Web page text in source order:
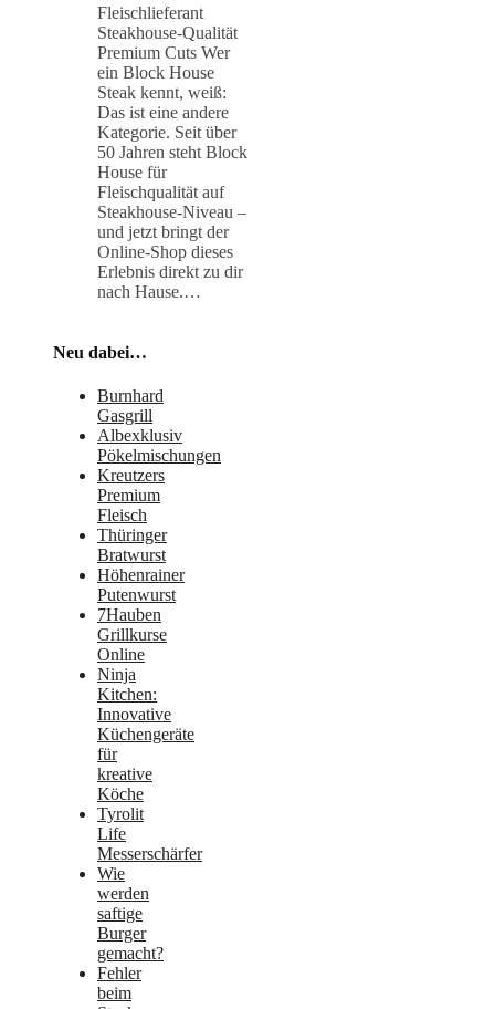
Fleischlieferant
Steakhouse-Qualität
Premium Cuts Wer
ein Block House
Steak kennt, weiß:
Das ist eine andere
Kategorie. Seit über
50 Jahren steht Block
House für
Fleischqualität auf
Steakhouse-Niveau –
und jetzt bringt der
Online-Shop dieses
Erlebnis direkt zu dir
nach Hause.…
Neu dabei…
Burnhard
Gasgrill
Albexklusiv
Pökelmischungen
Kreutzers
Premium
Fleisch
Thüringer
Bratwurst
Höhenrainer
Putenwurst
7Hauben
Grillkurse
Online
Ninja
Kitchen:
Innovative
Küchengeräte
für
kreative
Köche
Tyrolit
Life
Messerschärfer
Wie
werden
saftige
Burger
gemacht?
Fehler
beim